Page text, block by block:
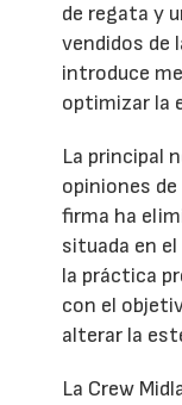
de regata y
vendidos de
introduce
optimizar la
La principal
opiniones
firma ha
situada en
la práctica
con el
alterar la
La Crew